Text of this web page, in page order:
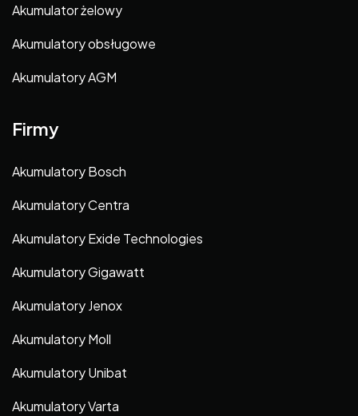
Akumulator żelowy
Akumulatory obsługowe
Akumulatory AGM
Firmy
Akumulatory Bosch
Akumulatory Centra
Akumulatory Exide Technologies
Akumulatory Gigawatt
Akumulatory Jenox
Akumulatory Moll
Akumulatory Unibat
Akumulatory Varta